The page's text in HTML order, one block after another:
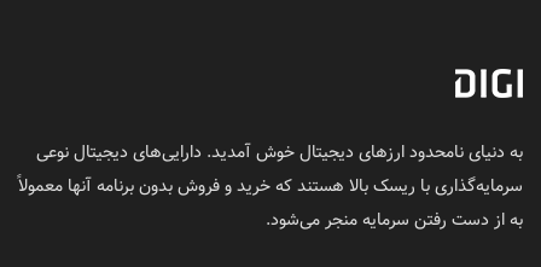
به دنیای نامحدود ارزهای دیجیتال خوش آمدید. دارایی‌های دیجیتال نوعی
سرمایه‌گذاری با ریسک بالا هستند که خرید و فروش بدون برنامه آنها معمولاً
به از دست رفتن سرمایه منجر می‌شود.